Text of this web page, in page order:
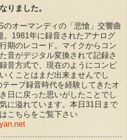
りました。
オーマンディの「悲愴」交響曲
。1981年に録音されたアナログ
期のレコード。マイクからコン
音がデジタル変換されて記録さ
音方式で、現在のようにコンピ
くことはまだ出来ませんでし
ープ録音時代を経験してきたオ
日に戻った思いがしたことでし
に溢れています。本日31日まで
こちらをご覧下さい